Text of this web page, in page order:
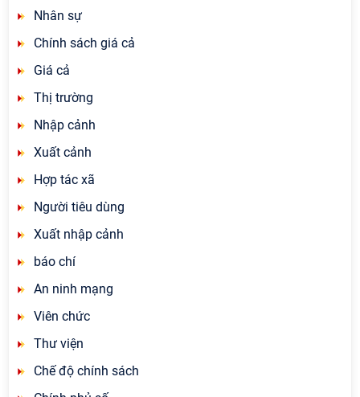
Nhân sự
Chính sách giá cả
Giá cả
Thị trường
Nhập cảnh
Xuất cảnh
Hợp tác xã
Người tiêu dùng
Xuất nhập cảnh
báo chí
An ninh mạng
Viên chức
Thư viện
Chế độ chính sách